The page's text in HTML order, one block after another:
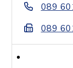
089
089